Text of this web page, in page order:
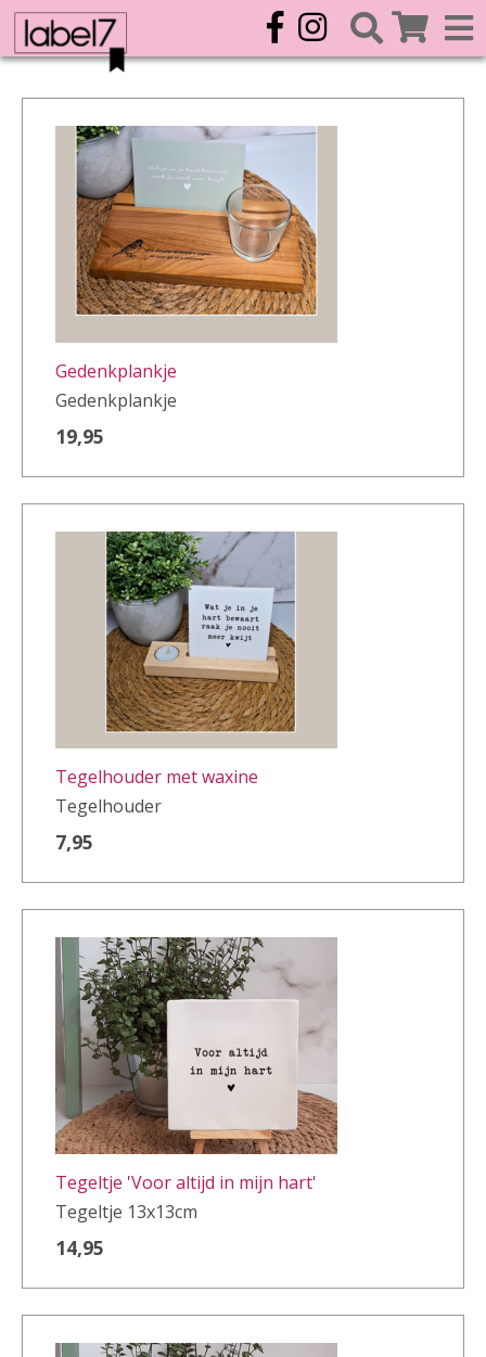
Gedenkplankje
Gedenkplankje
19,95
Tegelhouder met waxine
Tegelhouder
7,95
Tegeltje 'Voor altijd in mijn hart'
Tegeltje 13x13cm
14,95